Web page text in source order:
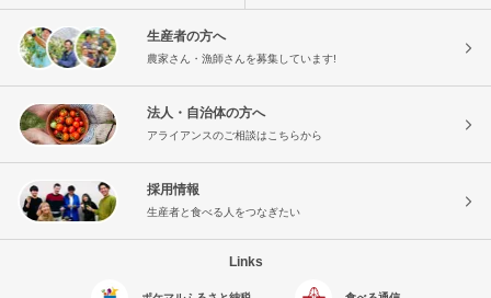
生産者の方へ
農家さん・漁師さんを募集しています!
法人・自治体の方へ
アライアンスのご相談はこちらから
採用情報
生産者と食べる人をつなぎたい
Links